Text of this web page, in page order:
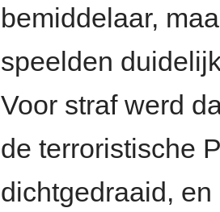
bemiddelaar,
speelden
Voor straf werd
de terroristische
dichtgedraaid,